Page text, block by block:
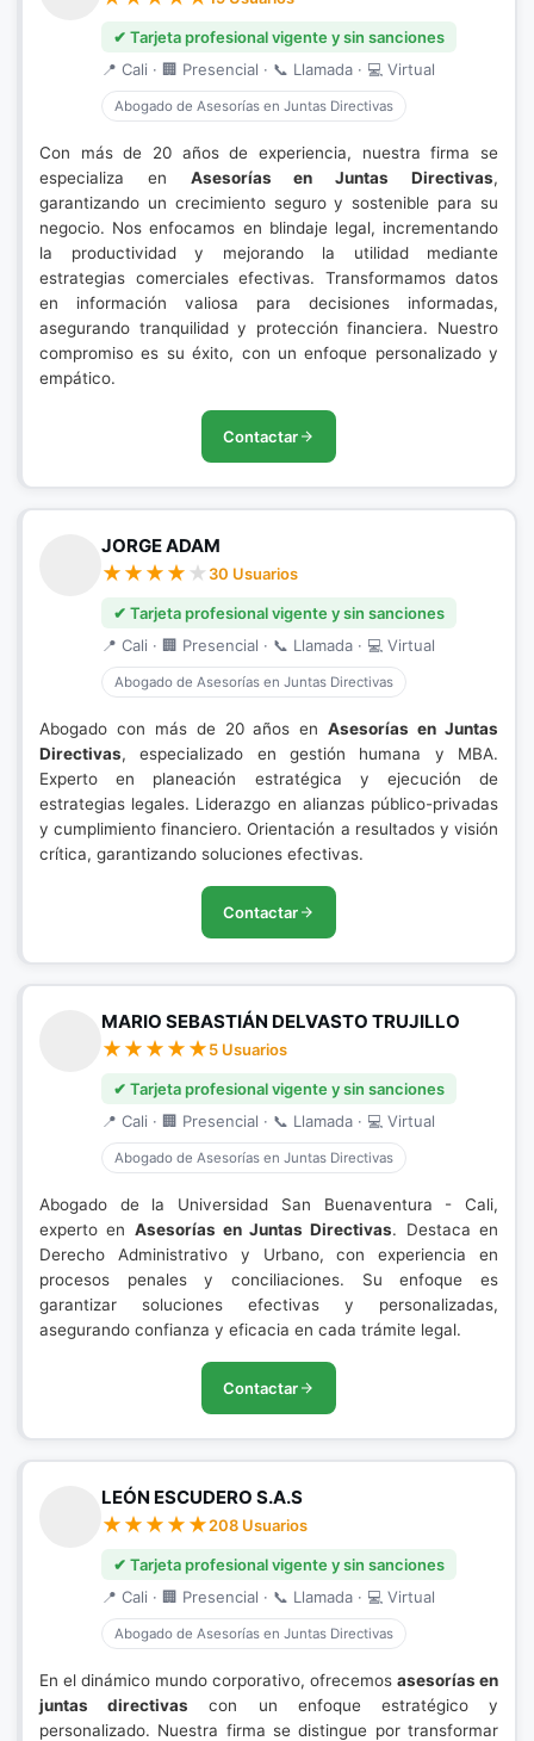
✔ Tarjeta profesional vigente y sin sanciones
📍 Cali · 🏢 Presencial · 📞 Llamada · 💻 Virtual
Abogado de Asesorías en Juntas Directivas
Con más de 20 años de experiencia, nuestra firma se
especializa en Asesorías en Juntas Directivas,
garantizando un crecimiento seguro y sostenible para su
negocio. Nos enfocamos en blindaje legal, incrementando
la productividad y mejorando la utilidad mediante
estrategias comerciales efectivas. Transformamos datos
en información valiosa para decisiones informadas,
asegurando tranquilidad y protección financiera. Nuestro
compromiso es su éxito, con un enfoque personalizado y
empático.
Contactar
JORGE ADAM
30 Usuarios
✔ Tarjeta profesional vigente y sin sanciones
📍 Cali · 🏢 Presencial · 📞 Llamada · 💻 Virtual
Abogado de Asesorías en Juntas Directivas
Abogado con más de 20 años enAsesorías en Juntas
Directivas, especializado en gestión humana y MBA.
Experto en planeación estratégica y ejecución de
estrategias legales. Liderazgo en alianzas público-privadas
y cumplimiento financiero. Orientación a resultados y visión
crítica, garantizando soluciones efectivas.
Contactar
MARIO SEBASTIÁN DELVASTO TRUJILLO
5 Usuarios
✔ Tarjeta profesional vigente y sin sanciones
📍 Cali · 🏢 Presencial · 📞 Llamada · 💻 Virtual
Abogado de Asesorías en Juntas Directivas
Abogado de la Universidad San Buenaventura - Cali,
experto en Asesorías en Juntas Directivas. Destaca en
Derecho Administrativo y Urbano, con experiencia en
procesos penales y conciliaciones. Su enfoque es
garantizar soluciones efectivas y personalizadas,
asegurando confianza y eficacia en cada trámite legal.
Contactar
LEÓN ESCUDERO S.A.S
208 Usuarios
✔ Tarjeta profesional vigente y sin sanciones
📍 Cali · 🏢 Presencial · 📞 Llamada · 💻 Virtual
Abogado de Asesorías en Juntas Directivas
En el dinámico mundo corporativo, ofrecemos asesorías en
juntas directivas con un enfoque estratégico y
personalizado. Nuestra firma se distingue por transformar